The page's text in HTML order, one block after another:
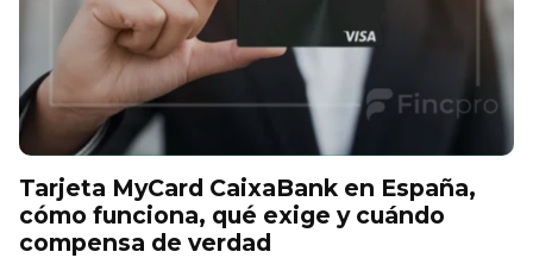
Tarjeta MyCard CaixaBank en España,
cómo funciona, qué exige y cuándo
compensa de verdad